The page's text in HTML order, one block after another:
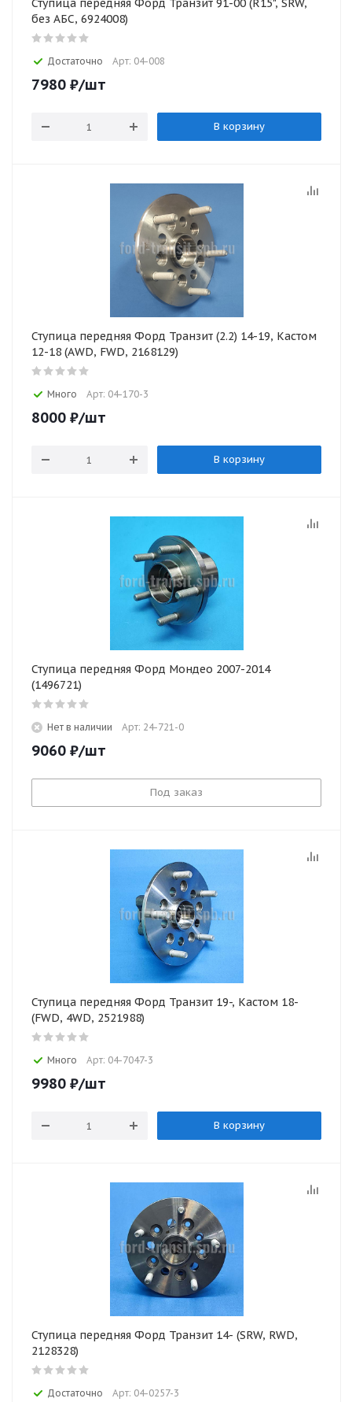
Ступица передняя Форд Транзит 91-00 (R15", SRW,
без АБС, 6924008)
Достаточно Арт: 04-008
7980 ₽/шт
В корзину
Ступица передняя Форд Транзит (2.2) 14-19, Кастом
12-18 (AWD, FWD, 2168129)
Много Арт: 04-170-3
8000 ₽/шт
В корзину
Ступица передняя Форд Мондео 2007-2014
(1496721)
Нет в наличии Арт: 24-721-0
9060 ₽/шт
Под заказ
Ступица передняя Форд Транзит 19-, Кастом 18-
(FWD, 4WD, 2521988)
Много Арт: 04-7047-3
9980 ₽/шт
В корзину
Ступица передняя Форд Транзит 14- (SRW, RWD,
2128328)
Достаточно Арт: 04-0257-3